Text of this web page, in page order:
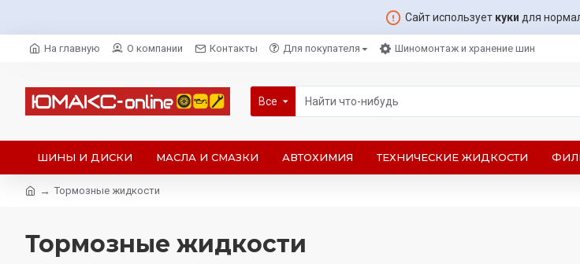
Сайт использует куки для
На главную О компании Контакты Для покупателя Шиномонтаж и хранение шин
Все
ШИНЫ И ДИСКИ МАСЛА И СМАЗКИ АВТОХИМИЯ ТЕХНИЧЕСКИЕ ЖИДКОСТИ
Тормозные жидкости
Тормозные жидкости